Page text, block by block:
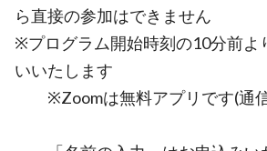
ら直接の参加はできません
※プログラム開始時刻の10分前よ
いいたします
※Zoomは無料アプリです(通